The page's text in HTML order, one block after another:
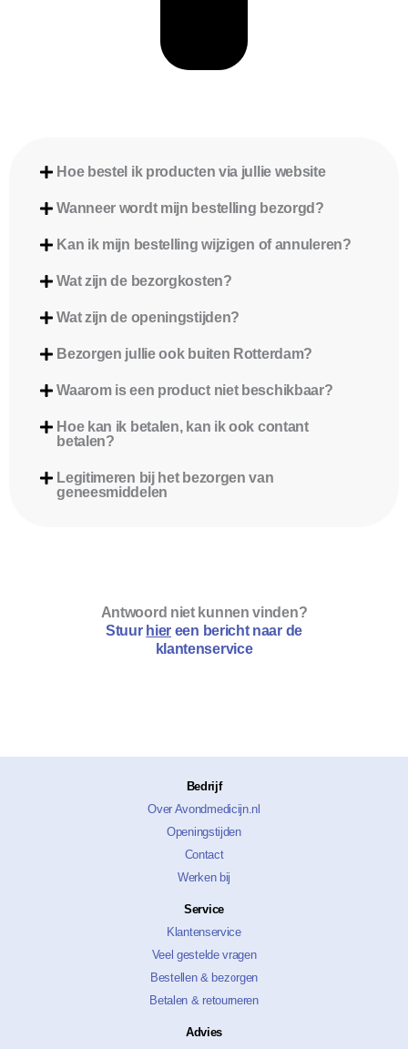
Hoe bestel ik producten via jullie website
Wanneer wordt mijn bestelling bezorgd?
Kan ik mijn bestelling wijzigen of annuleren?
Wat zijn de bezorgkosten?
Wat zijn de openingstijden?
Bezorgen jullie ook buiten Rotterdam?
Waarom is een product niet beschikbaar?
Hoe kan ik betalen, kan ik ook contant
betalen?
Legitimeren bij het bezorgen van
geneesmiddelen
Antwoord niet kunnen vinden?
Stuur hier een bericht naar de
klantenservice
Bedrijf
Over Avondmedicijn.nl
Openingstijden
Contact
Werken bij
Service
Klantenservice
Veel gestelde vragen
Bestellen & bezorgen
Betalen & retourneren
Advies